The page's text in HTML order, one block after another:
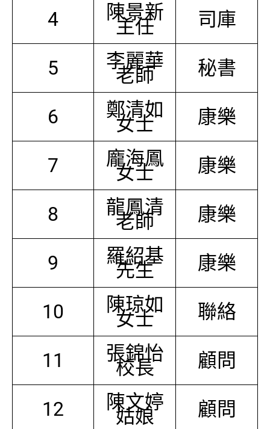
4 陳景新
主任 司庫
5 李麗華
老師 秘書
6 鄭清如
女士 康樂
7 龐海鳳
女士 康樂
8 龍鳳清
老師 康樂
9 羅紹基
先生 康樂
10 陳琼如
女士 聯絡
11 張錦怡
校長 顧問
12 陳文婷
姑娘 顧問